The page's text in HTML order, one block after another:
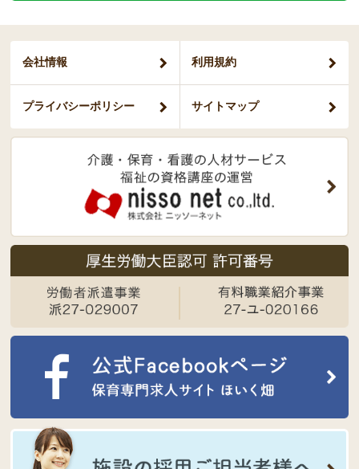
会社情報 利用規約
プライバシーポリシー サイトマップ